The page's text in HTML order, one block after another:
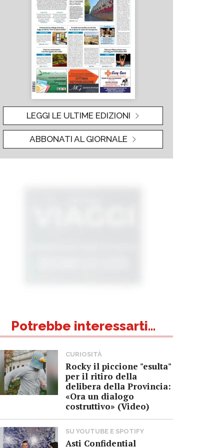
LEGGI LE ULTIME EDIZIONI
ABBONATI AL GIORNALE
Potrebbe interessarti...
CURIOSITÀ
Rocky il piccione "esulta"
per il ritiro della
delibera della Provincia:
«Ora un dialogo
costruttivo» (Video)
SU YOUTUBE E SPOTIFY
Asti Confidential